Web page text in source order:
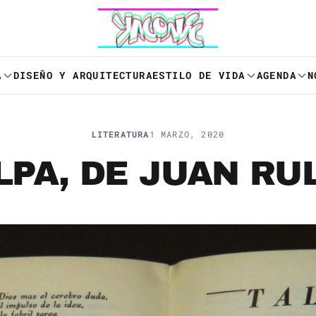
DISEÑO Y ARQUITECTURAESTILO DE VIDA AGENDA
LITERATURA1 MARZO, 2020
DE JUAN